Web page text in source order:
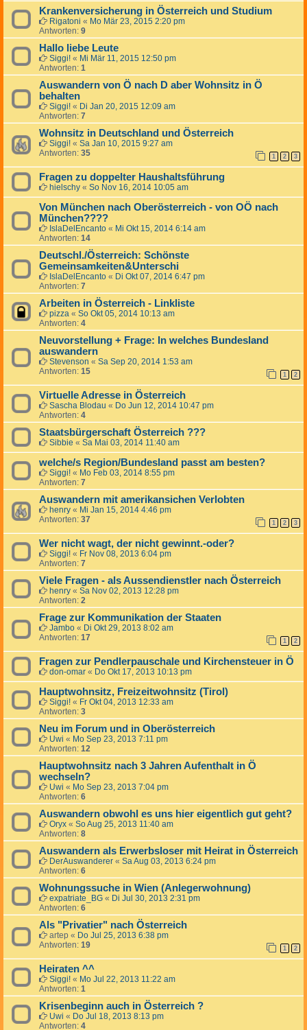
Krankenversicherung in Österreich und Studium
Rigatoni « Mo Mär 23, 2015 2:20 pm
Antworten: 9
Hallo liebe Leute
Siggi! « Mi Mär 11, 2015 12:50 pm
Antworten: 1
Auswandern von Ö nach D aber Wohnsitz in Ö
behalten
Siggi! « Di Jan 20, 2015 12:09 am
Antworten: 7
Wohnsitz in Deutschland und Österreich
Siggi! « Sa Jan 10, 2015 9:27 am
Antworten: 35 1 2 3
Fragen zu doppelter Haushaltsführung
hielschy « So Nov 16, 2014 10:05 am
Von München nach Oberösterreich - von OÖ nach
München????
IslaDelEncanto « Mi Okt 15, 2014 6:14 am
Antworten: 14
Deutschl./Österreich: Schönste
Gemeinsamkeiten&Unterschi
IslaDelEncanto « Di Okt 07, 2014 6:47 pm
Antworten: 7
Arbeiten in Österreich - Linkliste
pizza « So Okt 05, 2014 10:13 am
Antworten: 4
Neuvorstellung + Frage: In welches Bundesland
auswandern
Stevenson « Sa Sep 20, 2014 1:53 am
Antworten: 15 1 2
Virtuelle Adresse in Österreich
Sascha Blodau « Do Jun 12, 2014 10:47 pm
Antworten: 4
Staatsbürgerschaft Österreich ???
Sibbie « Sa Mai 03, 2014 11:40 am
welche/s Region/Bundesland passt am besten?
Siggi! « Mo Feb 03, 2014 8:55 pm
Antworten: 7
Auswandern mit amerikansichen Verlobten
henry « Mi Jan 15, 2014 4:46 pm
Antworten: 37 1 2 3
Wer nicht wagt, der nicht gewinnt.-oder?
Siggi! « Fr Nov 08, 2013 6:04 pm
Antworten: 7
Viele Fragen - als Aussendienstler nach Österreich
henry « Sa Nov 02, 2013 12:28 pm
Antworten: 2
Frage zur Kommunikation der Staaten
Jambo « Di Okt 29, 2013 8:02 am
Antworten: 17 1 2
Fragen zur Pendlerpauschale und Kirchensteuer in Ö
don-omar « Do Okt 17, 2013 10:13 pm
Hauptwohnsitz, Freizeitwohnsitz (Tirol)
Siggi! « Fr Okt 04, 2013 12:33 am
Antworten: 3
Neu im Forum und in Oberösterreich
Uwi « Mo Sep 23, 2013 7:11 pm
Antworten: 12
Hauptwohnsitz nach 3 Jahren Aufenthalt in Ö
wechseln?
Uwi « Mo Sep 23, 2013 7:04 pm
Antworten: 6
Auswandern obwohl es uns hier eigentlich gut geht?
Oryx « So Aug 25, 2013 11:40 am
Antworten: 8
Auswandern als Erwerbsloser mit Heirat in Österreich
DerAuswanderer « Sa Aug 03, 2013 6:24 pm
Antworten: 6
Wohnungssuche in Wien (Anlegerwohnung)
expatriate_BG « Di Jul 30, 2013 2:31 pm
Antworten: 6
Als "Privatier" nach Österreich
artep « Do Jul 25, 2013 6:38 pm
Antworten: 19 1 2
Heiraten ^^
Siggi! « Mo Jul 22, 2013 11:22 am
Antworten: 1
Krisenbeginn auch in Österreich ?
Uwi « Do Jul 18, 2013 8:13 pm
Antworten: 4